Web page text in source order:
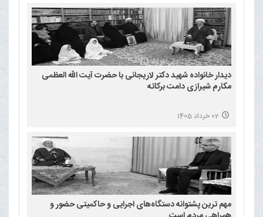
دیدار خانواده شهید دکتر لاریجانی با حضرت آیت الله العظمی
مکارم شیرازی دامت برکاته
02 خرداد 1405
مهم ترین پشتوانه دستگاه‌های اجرایی و حاکمیتی حضور و